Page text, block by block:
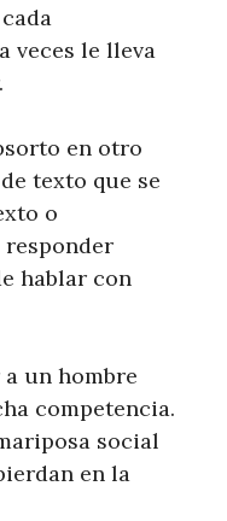
veces le lleva
en otro
texto que se
o
responder
hablar con
un hombre
competencia.
social
en la